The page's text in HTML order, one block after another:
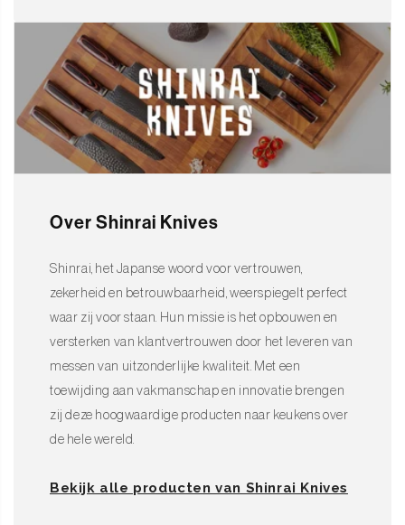
Over Shinrai Knives
Shinrai, het Japanse woord voor vertrouwen,
zekerheid en betrouwbaarheid, weerspiegelt perfect
waar zij voor staan. Hun missie is het opbouwen en
versterken van klantvertrouwen door het leveren van
messen van uitzonderlijke kwaliteit. Met een
toewijding aan vakmanschap en innovatie brengen
zij deze hoogwaardige producten naar keukens over
de hele wereld.
Bekijk alle producten van Shinrai Knives